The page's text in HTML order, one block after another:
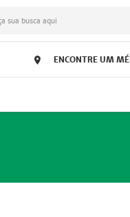
sua busca aqui
ENCONTRE UM